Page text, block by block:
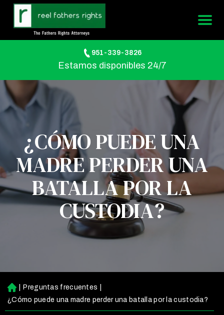
951-339-3826
Estamos disponibles 24/7
¿CÓMO PUEDE UNA
MADRE PERDER UNA
BATALLA POR LA
CUSTODIA?
Ini
ci
o
Preguntas frecuentes
¿Cómo puede una madre perder una batalla por la custodia?